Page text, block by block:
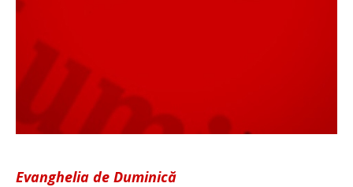
Evanghelia de Duminică